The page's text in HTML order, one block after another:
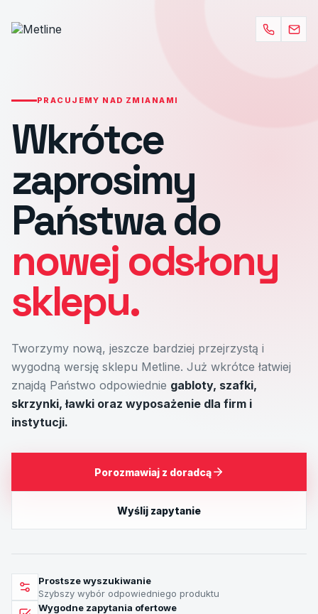
PRACUJEMY NAD ZMIANAMI
Wkrótce
zaprosimy
Państwa do
nowej odsłony
sklepu.
Tworzymy nową, jeszcze bardziej przejrzystą i
wygodną wersję sklepu Metline. Już wkrótce łatwiej
znajdą Państwo odpowiednie gabloty, szafki,
skrzynki, ławki oraz wyposażenie dla firm i
instytucji.
Porozmawiaj z doradcą
Wyślij zapytanie
Prostsze wyszukiwanie
Szybszy wybór odpowiedniego produktu
Wygodne zapytania ofertowe